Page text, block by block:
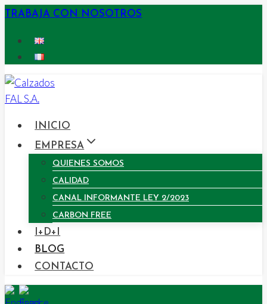
Saltar
contenido
TRABAJA CON NOSOTROS
INICIO
EMPRESA
QUIENES SOMOS
CALIDAD
CANAL INFORMANTE LEY 2/2023
CARBON FREE
I+D+I
BLOG
CONTACTO